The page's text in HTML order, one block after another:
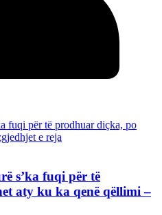
s’ka fuqi për të
aty ku ka qenë qëllimi –